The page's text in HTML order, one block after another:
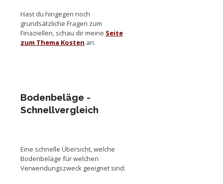
Hast du hingegen noch
grundsätzliche Fragen zum
Finaziellen, schau dir meine Seite
zum Thema Kosten an.
Bodenbeläge -
Schnellvergleich
Eine schnelle Übersicht, welche
Bodenbeläge für welchen
Verwendungszweck geeignet sind: